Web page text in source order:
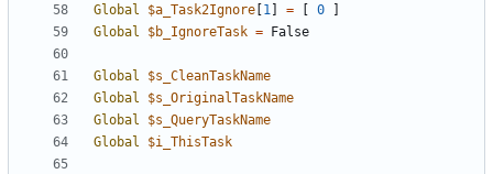
Global
$a_Task2Ignore [1 ] = [ 0
]
Global
$b_IgnoreTask = False
Global
$s_CleanTaskName
Global
$s_OriginalTaskName
Global
$s_QueryTaskName
Global
$i_ThisTask